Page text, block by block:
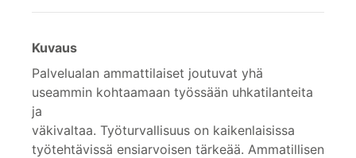
Kuvaus
Palvelualan ammattilaiset joutuvat yhä
useammin kohtaamaan työssään uhkatilanteita
ja
väkivaltaa. Työturvallisuus on kaikenlaisissa
työtehtävissä ensiarvoisen tärkeää. Ammatillisen